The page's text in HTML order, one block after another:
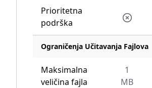
Prioritetna
podrška
Ograničenja Učitavanja Fajlova
Maksimalna
veličina fajla
1
MB